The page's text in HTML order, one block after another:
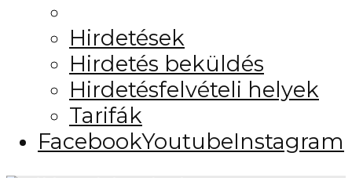
Hirdetések
Hirdetés beküldés
Hirdetésfelvételi helyek
Tarifák
FacebookYoutubeInstagram